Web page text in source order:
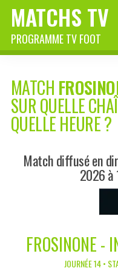
MATCHS TV
PROGRAMME TV FOOT
MATCH
SUR QUELLE
QUELLE HEURE ?
Match diffusé en
2026 à
FROSINONE -
JOURNÉE 14 •